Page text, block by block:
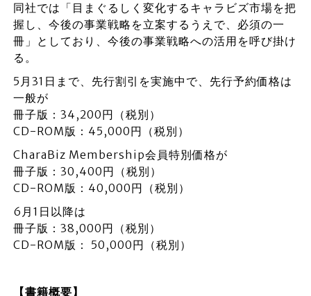
同社では「目まぐるしく変化するキャラビズ市場を把
握し、今後の事業戦略を立案するうえで、必須の一
冊」としており、今後の事業戦略への活用を呼び掛け
る。
5月31日まで、先行割引を実施中で、先行予約価格は
一般が
冊子版：34,200円（税別）
CD-ROM版：45,000円（税別）
CharaBiz Membership会員特別価格が
冊子版：30,400円（税別）
CD-ROM版：40,000円（税別）
6月1日以降は
冊子版：38,000円（税別）
CD-ROM版： 50,000円（税別）
【書籍概要】